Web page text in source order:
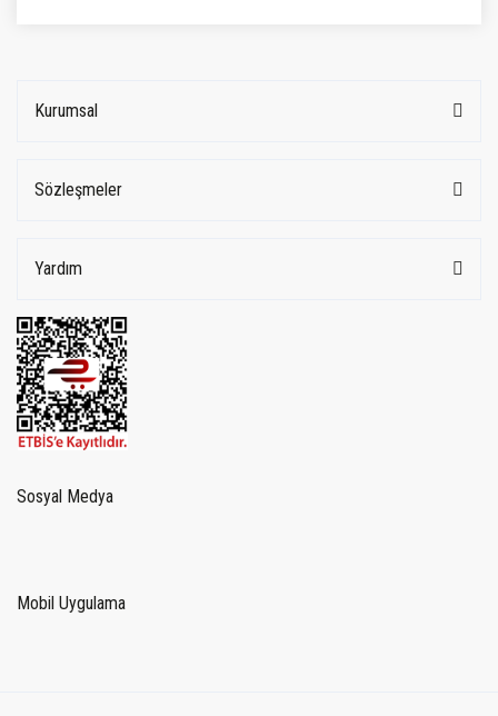
Kurumsal
Sözleşmeler
Yardım
Sosyal Medya
Mobil Uygulama